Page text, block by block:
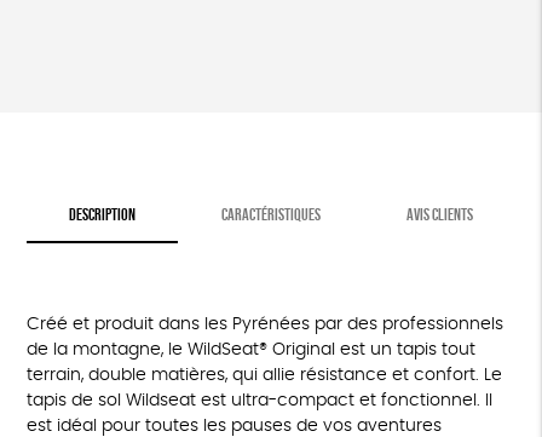
DESCRIPTION CARACTÉRISTIQUES AVIS CLIENTS
Créé et produit dans les Pyrénées par des professionnels
de la montagne, le WildSeat® Original est un tapis tout
terrain, double matières, qui allie résistance et confort. Le
tapis de sol Wildseat est ultra-compact et fonctionnel. Il
est idéal pour toutes les pauses de vos aventures